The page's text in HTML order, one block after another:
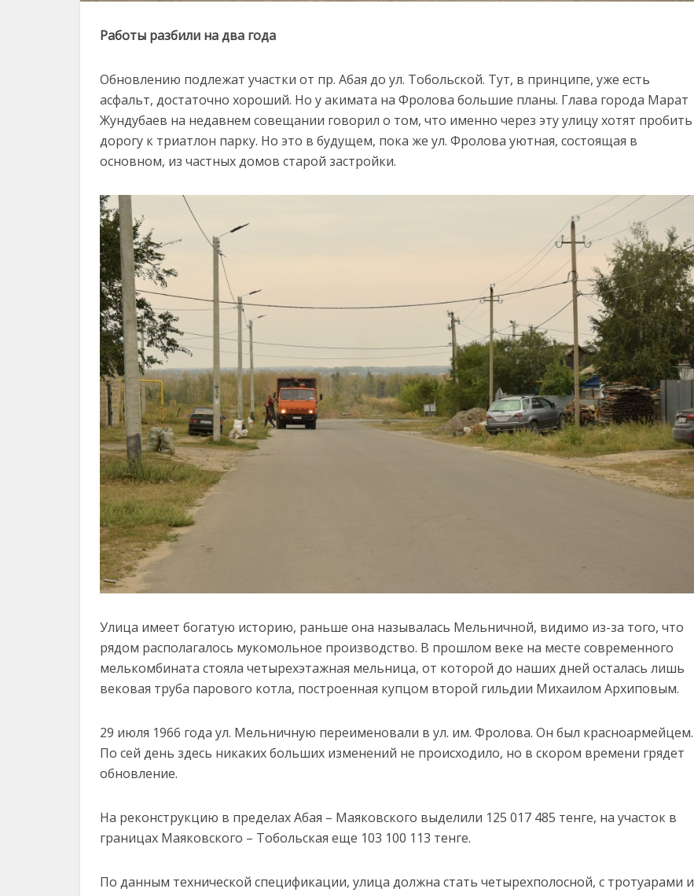
Работы разбили на два года
Обновлению подлежат участки от пр. Абая до ул. Тобольской. Тут, в принципе, уже есть
асфальт, достаточно хороший. Но у акимата на Фролова большие планы. Глава города Марат
Жундубаев на недавнем совещании говорил о том, что именно через эту улицу хотят пробить
дорогу к триатлон парку. Но это в будущем, пока же ул. Фролова уютная, состоящая в
основном, из частных домов старой застройки.
Улица имеет богатую историю, раньше она называлась Мельничной, видимо из-за того, что
рядом располагалось мукомольное производство. В прошлом веке на месте современного
мелькомбината стояла четырехэтажная мельница, от которой до наших дней осталась лишь
вековая труба парового котла, построенная купцом второй гильдии Михаилом Архиповым.
29 июля 1966 года ул. Мельничную переименовали в ул. им. Фролова. Он был красноармейцем.
По сей день здесь никаких больших изменений не происходило, но в скором времени грядет
обновление.
На реконструкцию в пределах Абая – Маяковского выделили 125 017 485 тенге, на участок в
границах Маяковского – Тобольская еще 103 100 113 тенге.
По данным технической спецификации, улица должна стать четырехполосной, с тротуарами и